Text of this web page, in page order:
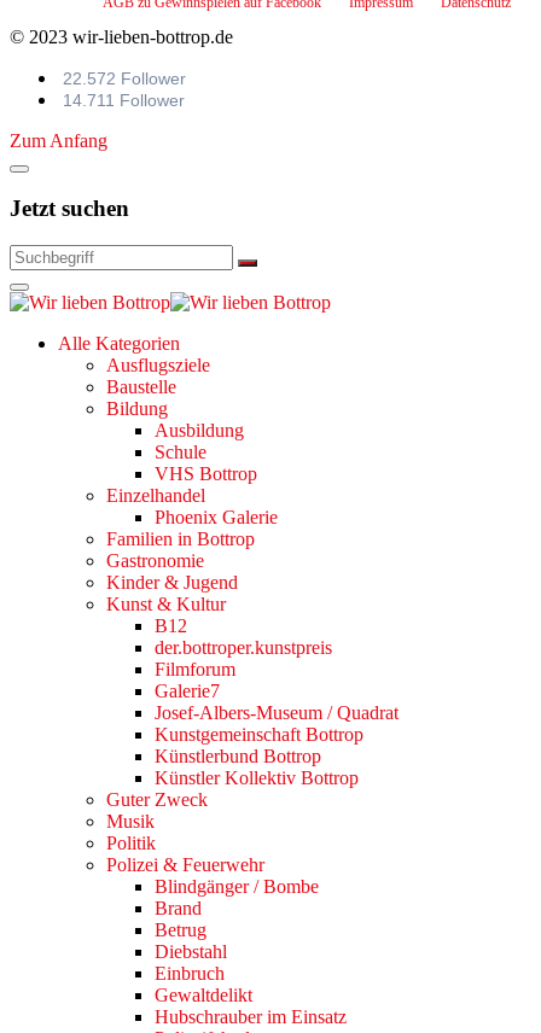
© 2023 wir-lieben-bottrop.de
22.572 Follower
14.711 Follower
Zum Anfang
Jetzt suchen
Alle Kategorien
Ausflugsziele
Baustelle
Bildung
Ausbildung
Schule
VHS Bottrop
Einzelhandel
Phoenix Galerie
Familien in Bottrop
Gastronomie
Kinder & Jugend
Kunst & Kultur
B12
der.bottroper.kunstpreis
Filmforum
Galerie7
Josef-Albers-Museum / Quadrat
Kunstgemeinschaft Bottrop
Künstlerbund Bottrop
Künstler Kollektiv Bottrop
Guter Zweck
Musik
Politik
Polizei & Feuerwehr
Blindgänger / Bombe
Brand
Betrug
Diebstahl
Einbruch
Gewaltdelikt
Hubschrauber im Einsatz